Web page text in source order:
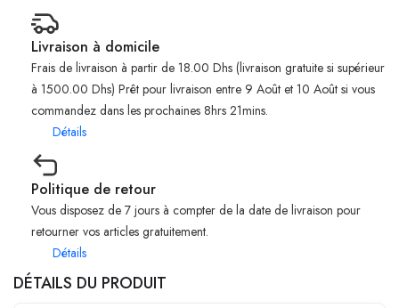
Livraison à domicile
Frais de livraison à partir de 18.00 Dhs (livraison gratuite si supérieur
à 1500.00 Dhs) Prêt pour livraison entre 9 Août et 10 Août si vous
commandez dans les prochaines 8hrs 21mins.
Détails
Politique de retour
Vous disposez de 7 jours à compter de la date de livraison pour
retourner vos articles gratuitement.
Détails
DÉTAILS DU PRODUIT